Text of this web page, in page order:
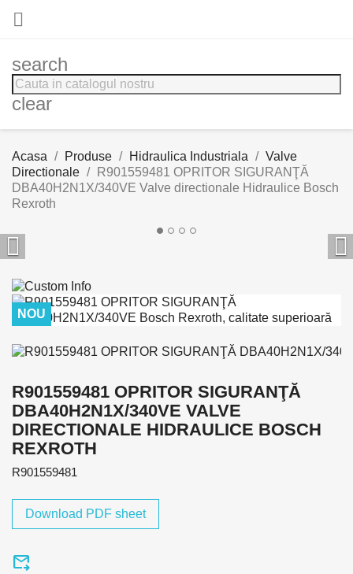

search
clear
Acasa Produse Hidraulica Industriala
Valve
Directionale
R901559481 OPRITOR SIGURANŢĂ
DBA40H2N1X/340VE Valve directionale Hidraulice Bosch
Rexroth
 
NOU
R901559481 OPRITOR SIGURANŢĂ
DBA40H2N1X/340VE VALVE
DIRECTIONALE HIDRAULICE BOSCH
REXROTH
R901559481
Download PDF sheet
forward_to_inbox